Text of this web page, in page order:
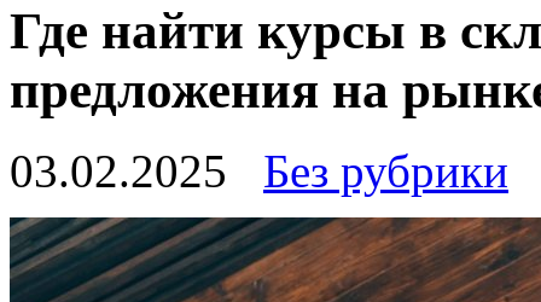
Где найти курсы в
предложения на
03.02.2025 Без рубрики